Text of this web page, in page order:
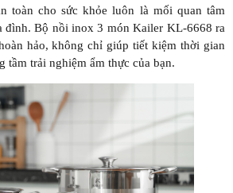
toàn cho sức khỏe luôn là mối quan tâm
đình. Bộ nồi inox 3 món Kailer KL-6668 ra
hảo, không chỉ giúp tiết kiệm thời gian
tầm trải nghiệm ẩm thực của bạn.